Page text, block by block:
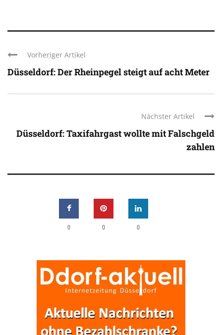
Vorheriger Artikel
Düsseldorf: Der Rheinpegel steigt auf acht Meter
Nächster Artikel
Düsseldorf: Taxifahrgast wollte mit Falschgeld
zahlen
0 0 0